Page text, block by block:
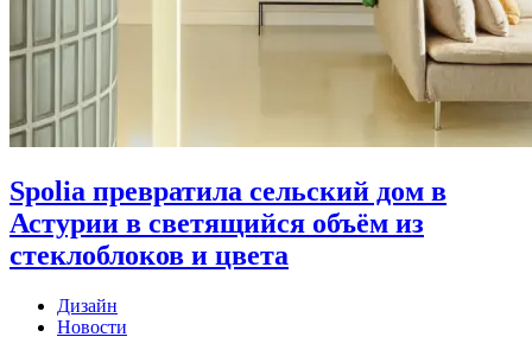
Spolia превратила сельский дом в
Астурии в светящийся объём из
стеклоблоков и цвета
Дизайн
Новости